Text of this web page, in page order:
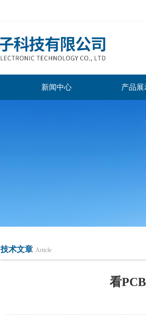
新闻中心 产品展
技术文章 Article
看